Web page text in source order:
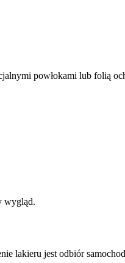
powłokami lub folią
wygląd.
lakieru jest odbiór